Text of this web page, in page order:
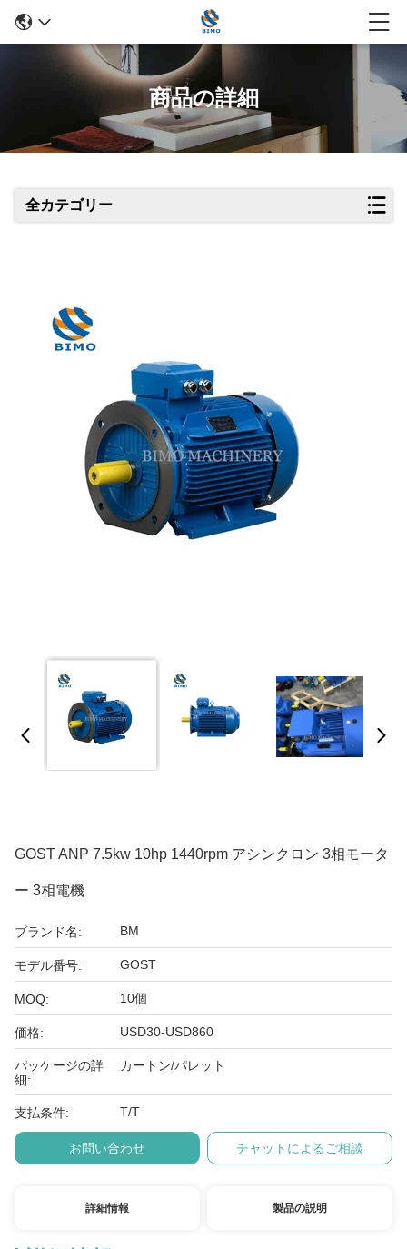
商品の詳細
全カテゴリー
GOST ANP 7.5kw 10hp 1440rpm アシンクロン 3相モータ
ー 3相電機
ブランド名: BM
モデル番号: GOST
MOQ: 10個
価格: USD30-USD860
パッケージの詳
細:
カートン/パレット
支払条件: T/T
お問い合わせ チャットによるご相談
詳細情報 製品の説明